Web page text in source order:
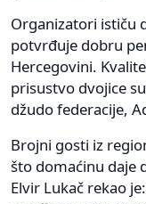
Organizatori ističu
potvrđuje dobru
Hercegovini.
prisustvo dvojice
džudo federacije,
Brojni gosti iz
što domaćinu daje
Elvir Lukač rekao